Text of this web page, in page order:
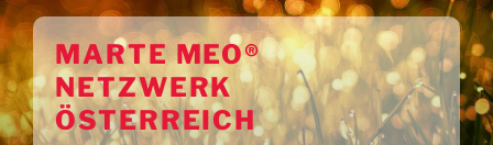
Zum
Inhalt
springenMARTE MEO®
NETZWERK
ÖSTERREICH